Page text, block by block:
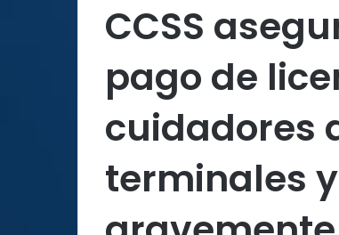
CCSS
pago de
cuidadores
terminales